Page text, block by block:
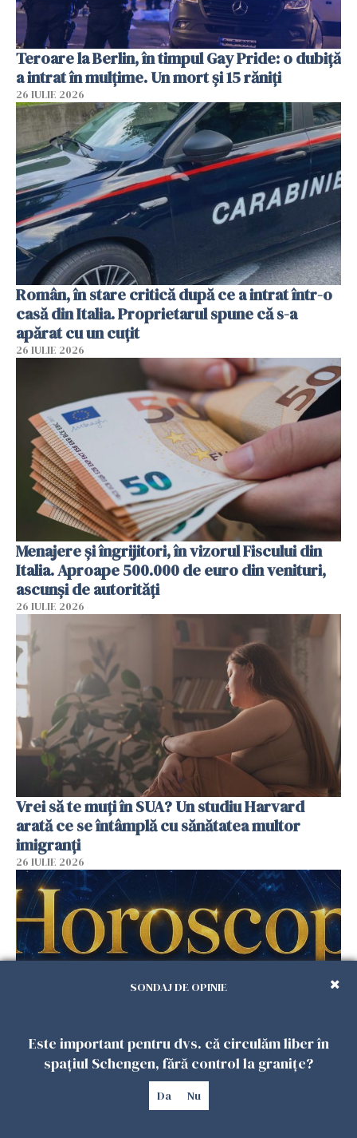
Teroare la Berlin, în timpul Gay Pride: o dubiță
a intrat în mulțime. Un mort și 15 răniți
26 IULIE 2026
Român, în stare critică după ce a intrat într-o
casă din Italia. Proprietarul spune că s-a
apărat cu un cuțit
26 IULIE 2026
Menajere și îngrijitori, în vizorul Fiscului din
Italia. Aproape 500.000 de euro din venituri,
ascunși de autorități
26 IULIE 2026
Vrei să te muți în SUA? Un studiu Harvard
arată ce se întâmplă cu sănătatea multor
imigranți
26 IULIE 2026
Horoscop 27 iulie. Lunea care schimbă ritmul
săptămânii. Universul deschide uși
neașteptate pentru unele zodii
SONDAJ DE OPINIE
Este important pentru dvs. că circulăm liber în
spațiul Schengen, fără control la granițe?
Da Nu